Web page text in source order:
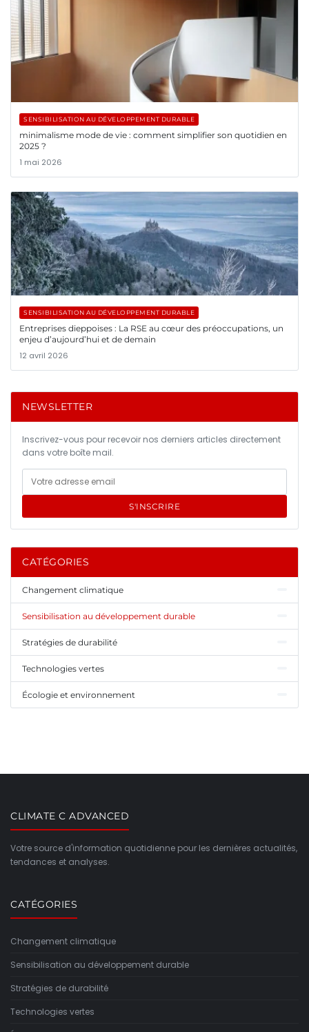
SENSIBILISATION AU DÉVELOPPEMENT DURABLE
minimalisme mode de vie : comment simplifier son quotidien en
2025 ?
1 mai 2026
SENSIBILISATION AU DÉVELOPPEMENT DURABLE
Entreprises dieppoises : La RSE au cœur des préoccupations, un
enjeu d’aujourd’hui et de demain
12 avril 2026
NEWSLETTER
Inscrivez-vous pour recevoir nos derniers articles directement
dans votre boîte mail.
S'INSCRIRE
CATÉGORIES
Changement climatique
Sensibilisation au développement durable
Stratégies de durabilité
Technologies vertes
Écologie et environnement
CLIMATE C ADVANCED
Votre source d'information quotidienne pour les dernières actualités,
tendances et analyses.
CATÉGORIES
Changement climatique
Sensibilisation au développement durable
Stratégies de durabilité
Technologies vertes